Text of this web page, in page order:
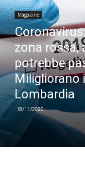
Magazine
zona rossa,
potrebbe
Miligliorano
Lombardia
18/11/2020